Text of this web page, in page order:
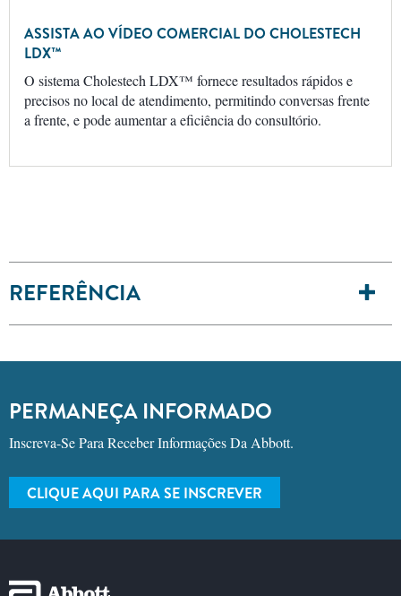
ASSISTA AO VÍDEO COMERCIAL DO CHOLESTECH
LDX™
O sistema Cholestech LDX™ fornece resultados rápidos e
precisos no local de atendimento, permitindo conversas frente
a frente, e pode aumentar a eficiência do consultório.
REFERÊNCIA
PERMANEÇA INFORMADO
Inscreva-Se Para Receber Informações Da Abbott.
CLIQUE AQUI PARA SE INSCREVER